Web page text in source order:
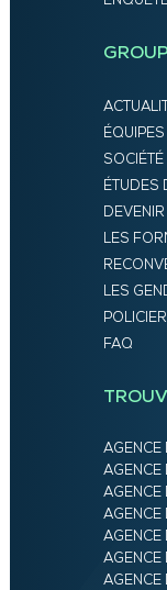
ÉQUIPES
SOCIÉTÉ
ÉTUDES
LES
LES
FAQ
AGENCE
AGENCE
AGENCE
AGENCE
AGENCE
AGENCE
AGENCE